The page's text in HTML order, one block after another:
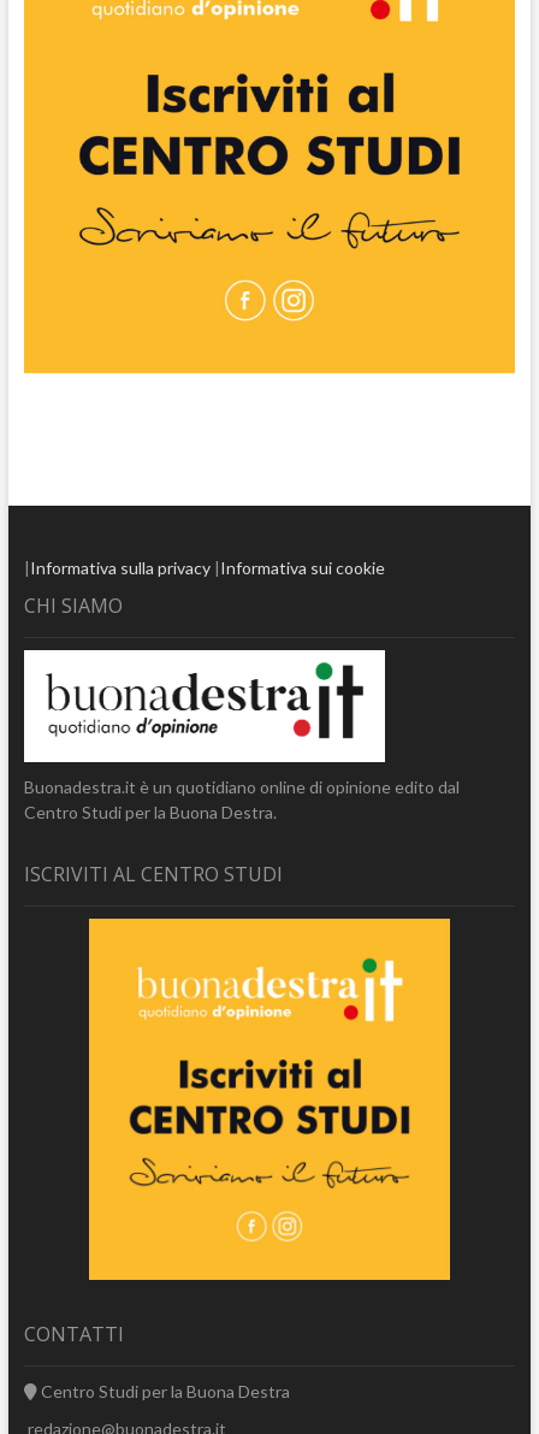
|Informativa sulla privacy|Informativa sui cookie
CHI SIAMO
Buonadestra.it è un quotidiano online di opinione edito dal
Centro Studi per la Buona Destra.
ISCRIVITI AL CENTRO STUDI
CONTATTI
Centro Studi per la Buona Destra
redazione@buonadestra.it